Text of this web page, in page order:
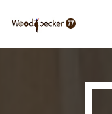
contenu